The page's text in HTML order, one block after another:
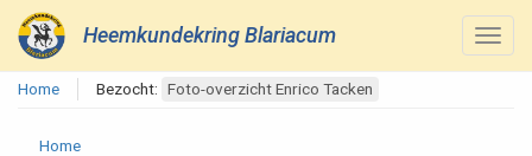
Heemkundekring Blariacum
Home Bezocht: Foto-overzicht Enrico Tacken
Home